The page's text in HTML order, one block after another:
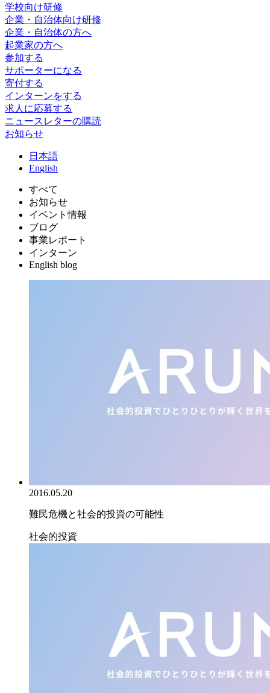
学校向け研修
企業・自治体向け研修
企業・自治体の方へ
起業家の方へ
参加する
サポーターになる
寄付する
インターンをする
求人に応募する
ニュースレターの購読
お知らせ
日 本語
English
すべて
お知らせ
イベント情報
ブログ
事業レポート
インターン
English blog
2016.05.20
難民危機と社会的投資の可能性
社会的投資